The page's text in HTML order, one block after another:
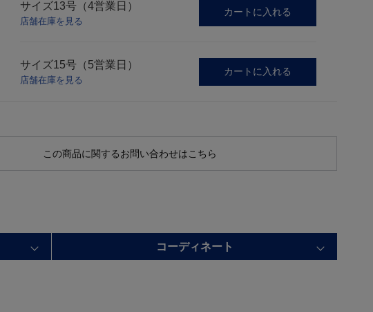
サイズ13号（4営業日）
店舗在庫を見る
カートに入れる
サイズ15号（5営業日）
店舗在庫を見る
カートに入れる
この商品に関するお問い合わせはこちら
コーディネート